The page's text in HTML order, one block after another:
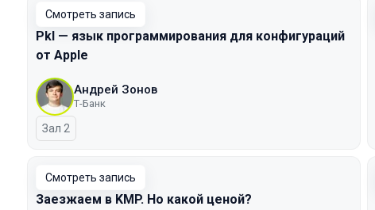
Смотреть запись
Pkl — язык программирования для конфигураций
от Apple
Андрей Зонов
Т-Банк
Зал 2
Смотреть запись
Заезжаем в KMP. Но какой ценой?